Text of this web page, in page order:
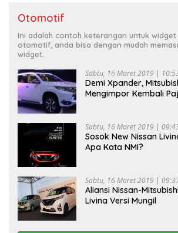
Otomotif
Ini adalah contoh keterangan untuk
otomotif, anda bisa dengan mudah
widget.
Sabtu, 16 Maret 2019 |
Demi Xpander,
Mengimpor Kembali
Sabtu, 16 Maret 2019 |
Sosok New Nissan
Apa Kata NMI?
Sabtu, 16 Maret 2019 |
Aliansi Nissan-
Livina Versi Mungil